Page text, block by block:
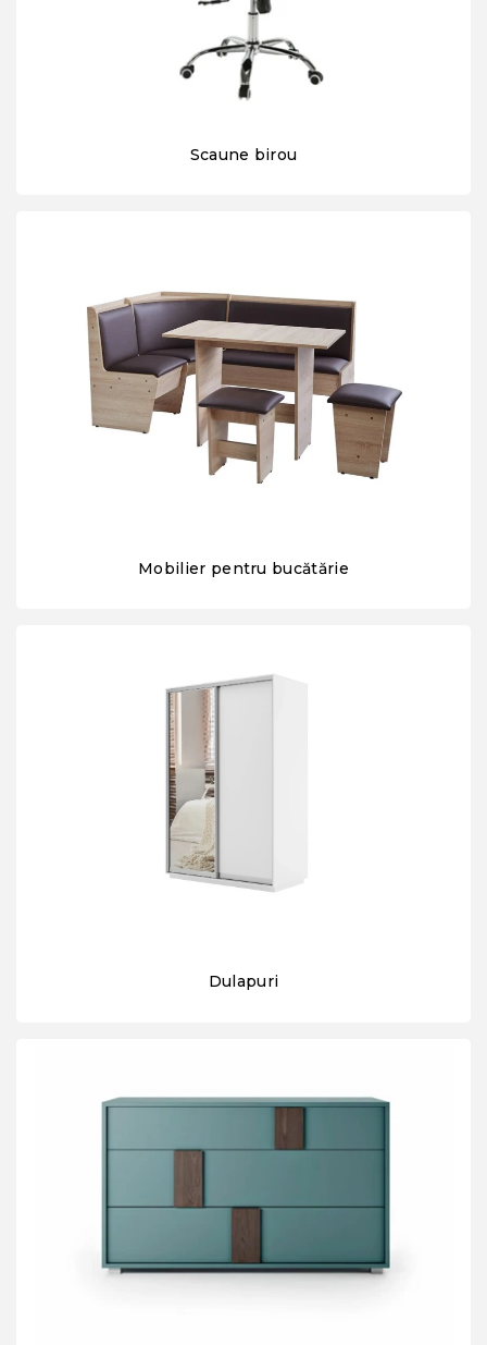
Scaune birou
Mobilier pentru bucătărie
Dulapuri